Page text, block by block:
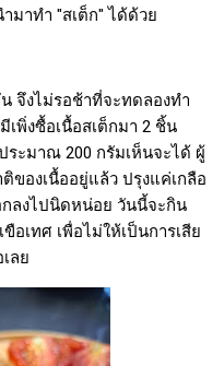
มาทำ "สเต็ก" ได้ด้วย
จึงไม่รอช้าที่จะทดลองทำ
พิ่งซื้อเนื้อสเต็กมา 2 ชิ้น
ะมาณ 200 กรัมเห็นจะได้ ผู้
ของเนื้ออยู่แล้ว ปรุงแค่เกลือ
ลงไปนิดหน่อย วันนี้จะกิน
เทศ เพื่อไม่ให้เป็นการเสีย
ลย